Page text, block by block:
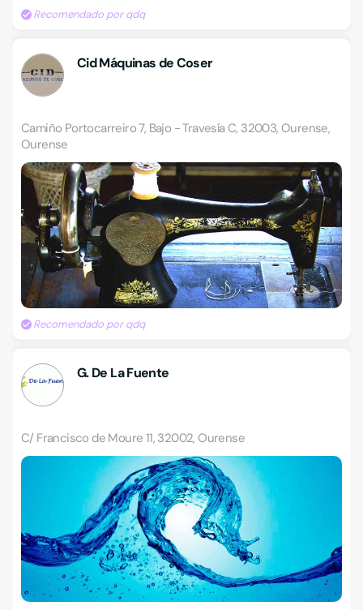
Recomendado por qdq
Cid Máquinas de Coser
Camiño Portocarreiro 7, Bajo - Travesía C, 32003, Ourense,
Ourense
Recomendado por qdq
G. De La Fuente
C/ Francisco de Moure 11, 32002, Ourense